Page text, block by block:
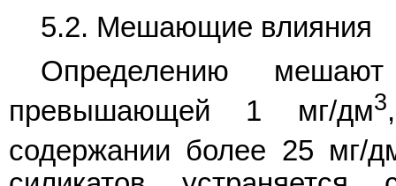
5.2. Мешающие влияния
Определению
превышающей 1 мг/дм3
содержании более 25 мг/